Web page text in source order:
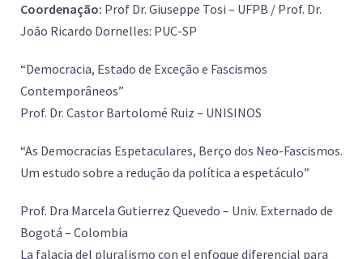
Coordenação: Prof Dr. Giuseppe Tosi – UFPB / Prof. Dr.
João Ricardo Dornelles: PUC-SP
“Democracia, Estado de Exceção e Fascismos
Contemporâneos”
Prof. Dr. Castor Bartolomé Ruiz – UNISINOS
“As Democracias Espetaculares, Berço dos Neo-Fascismos.
Um estudo sobre a redução da política a espetáculo”
Prof. Dra Marcela Gutierrez Quevedo – Univ. Externado de
Bogotá – Colombia
La falacia del pluralismo con el enfoque diferencial para